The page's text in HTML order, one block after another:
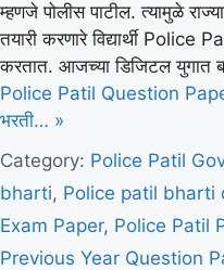
म्हणजे पोलीस पाटील. त्यामुळे
तयारी करणारे विद्यार्थी Police
करतात. आजच्या डिजिटल युगात
Police Patil Question
भरती… »
Category: Police Patil
bharti, Police patil bharti
Exam Paper, Police Patil
Previous Year Question